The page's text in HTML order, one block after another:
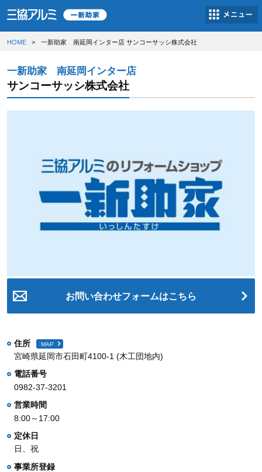
HOME 一新助家 南延岡インター店 サンコーサッシ株式会社
一新助家 南延岡インター店
サンコーサッシ株式会社
お問い合わせフォームはこちら
住所 MAP
宮崎県延岡市石田町4100-1 (木工団地内)
電話番号
0982-37-3201
営業時間
8:00～17:00
定休日
日、祝
事業所登録